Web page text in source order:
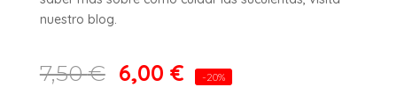
nuestro blog.
7,50€ 6,00 € -20%